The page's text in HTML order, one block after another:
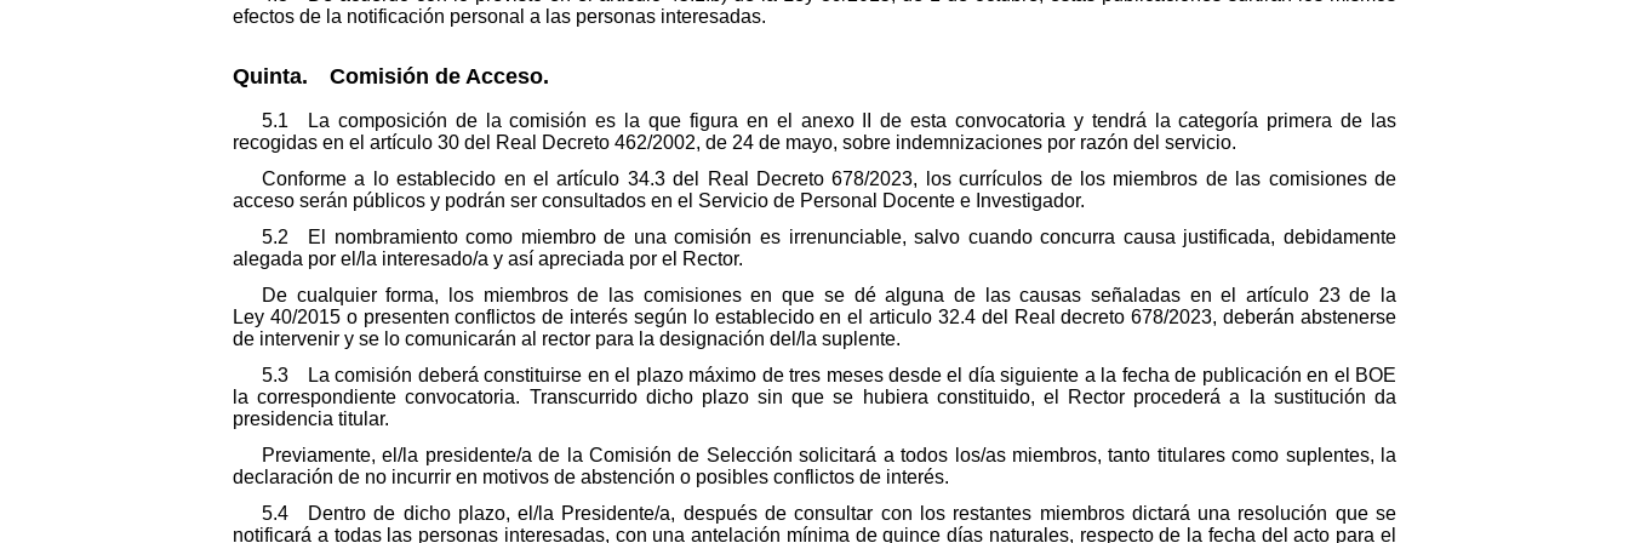
efectos de la notificación personal a las personas interesadas.
Quinta. Comisión de Acceso.
5.1 La composición de la comisión es la que figura en el anexo II de esta convocatoria y tendrá la categoría primera de las
recogidas en el artículo 30 del Real Decreto 462/2002, de 24 de mayo, sobre indemnizaciones por razón del servicio.
Conforme a lo establecido en el artículo 34.3 del Real Decreto 678/2023, los currículos de los miembros de las comisiones de
acceso serán públicos y podrán ser consultados en el Servicio de Personal Docente e Investigador.
5.2 El nombramiento como miembro de una comisión es irrenunciable, salvo cuando concurra causa justificada, debidamente
alegada por el/la interesado/a y así apreciada por el Rector.
De cualquier forma, los miembros de las comisiones en que se dé alguna de las causas señaladas en el artículo 23 de la
Ley 40/2015 o presenten conflictos de interés según lo establecido en el articulo 32.4 del Real decreto 678/2023, deberán abstenerse
de intervenir y se lo comunicarán al rector para la designación del/la suplente.
5.3 La comisión deberá constituirse en el plazo máximo de tres meses desde el día siguiente a la fecha de publicación en el BOE
la correspondiente convocatoria. Transcurrido dicho plazo sin que se hubiera constituido, el Rector procederá a la sustitución da
presidencia titular.
Previamente, el/la presidente/a de la Comisión de Selección solicitará a todos los/as miembros, tanto titulares como suplentes, la
declaración de no incurrir en motivos de abstención o posibles conflictos de interés.
5.4 Dentro de dicho plazo, el/la Presidente/a, después de consultar con los restantes miembros dictará una resolución que se
notificará a todas las personas interesadas, con una antelación mínima de quince días naturales, respecto de la fecha del acto para el